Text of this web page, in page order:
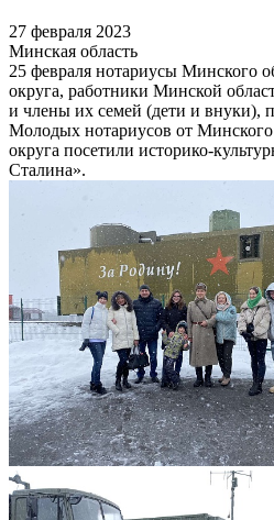
27 февраля 2023
Минская область
25 февраля нотариусы Минского
округа, работники Минской
и члены их семей (дети и внуки),
Молодых нотариусов от Минского
округа посетили историко-
Сталина».